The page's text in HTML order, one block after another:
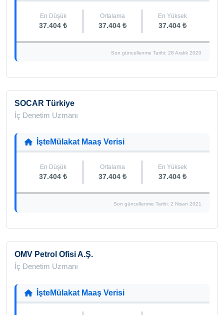
En Düşük
37.404 ₺
Ortalama
37.404 ₺
En Yüksek
37.404 ₺
Son güncellenme Tarihi: 28 Aralık 2020
SOCAR Türkiye
İç Denetim Uzmanı
İşteMülakat Maaş Verisi
En Düşük
37.404 ₺
Ortalama
37.404 ₺
En Yüksek
37.404 ₺
Son güncellenme Tarihi: 2 Nisan 2021
OMV Petrol Ofisi A.Ş.
İç Denetim Uzmanı
İşteMülakat Maaş Verisi